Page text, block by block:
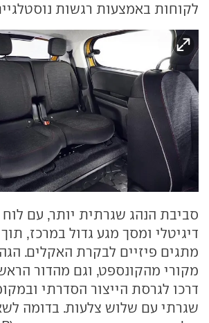
לקוחות באמצעות רגשות
סביבת הנהג שגרתית יותר, עם לוח
דיגיטלי ומסך מגע גדול במרכז,
מתגים פיזיים לבקרת האקלים.
מקורי מהקונספט, וגם מהדור
דרכו לגרסת הייצור הסדרתי
שגרתי עם שלוש צלעות. בדומה